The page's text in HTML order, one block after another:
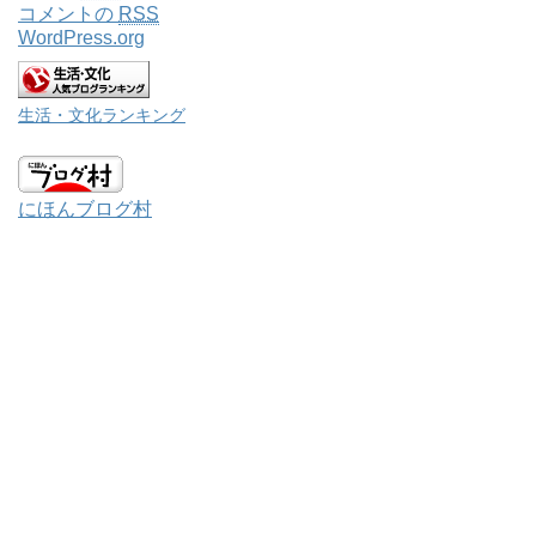
コメントの RSS
WordPress.org
生活・文化ランキング
にほんブログ村